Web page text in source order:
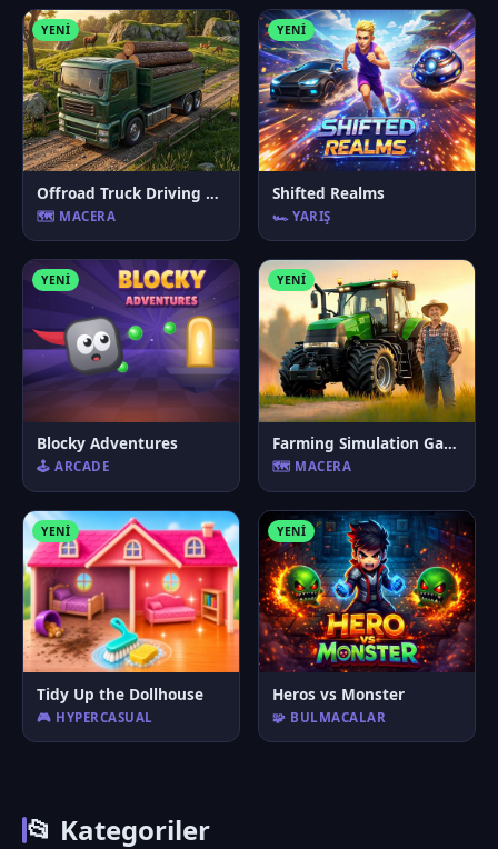
YENI
Offroad Truck Driving Game
🗺️ MACERA
YENI
Shifted Realms
🏎️ YARIŞ
YENI
Blocky Adventures
🕹️ ARCADE
YENI
Farming Simulation Game
🗺️ MACERA
YENI
Tidy Up the Dollhouse
🎮 HYPERCASUAL
YENI
Heros vs Monster
🧩 BULMACALAR
📂 Kategoriler